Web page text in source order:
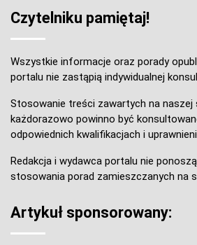
Czytelniku pamiętaj!
Wszystkie informacje oraz porady
portalu nie zastąpią indywidualnej
Stosowanie treści zawartych na
każdorazowo powinno być
odpowiednich kwalifikacjach i
Redakcja i wydawca portalu nie
stosowania porad zamieszczanych na
Artykuł sponsorowany: